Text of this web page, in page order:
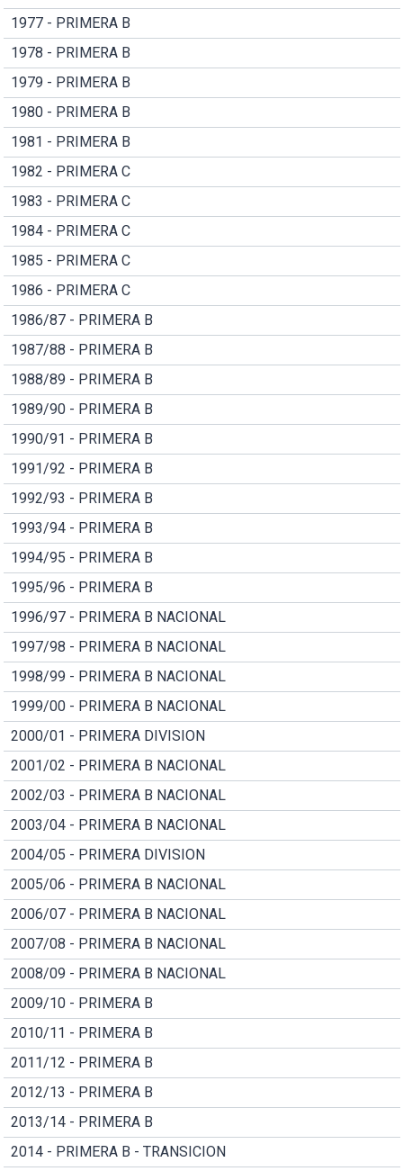
1977 - PRIMERA B
1978 - PRIMERA B
1979 - PRIMERA B
1980 - PRIMERA B
1981 - PRIMERA B
1982 - PRIMERA C
1983 - PRIMERA C
1984 - PRIMERA C
1985 - PRIMERA C
1986 - PRIMERA C
1986/87 - PRIMERA B
1987/88 - PRIMERA B
1988/89 - PRIMERA B
1989/90 - PRIMERA B
1990/91 - PRIMERA B
1991/92 - PRIMERA B
1992/93 - PRIMERA B
1993/94 - PRIMERA B
1994/95 - PRIMERA B
1995/96 - PRIMERA B
1996/97 - PRIMERA B NACIONAL
1997/98 - PRIMERA B NACIONAL
1998/99 - PRIMERA B NACIONAL
1999/00 - PRIMERA B NACIONAL
2000/01 - PRIMERA DIVISION
2001/02 - PRIMERA B NACIONAL
2002/03 - PRIMERA B NACIONAL
2003/04 - PRIMERA B NACIONAL
2004/05 - PRIMERA DIVISION
2005/06 - PRIMERA B NACIONAL
2006/07 - PRIMERA B NACIONAL
2007/08 - PRIMERA B NACIONAL
2008/09 - PRIMERA B NACIONAL
2009/10 - PRIMERA B
2010/11 - PRIMERA B
2011/12 - PRIMERA B
2012/13 - PRIMERA B
2013/14 - PRIMERA B
2014 - PRIMERA B - TRANSICION